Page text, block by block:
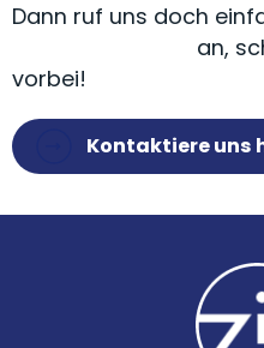
Dann ruf uns doch
an,
vorbei!
Kontaktiere uns